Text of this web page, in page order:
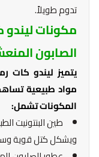
تدوم طويلاً.
مكونات ليندو
الصابون
يتميز ليندو كات
مواد طبيعية
المكونات تشمل:
طين البنتونيت
ويشكل كتل قوية